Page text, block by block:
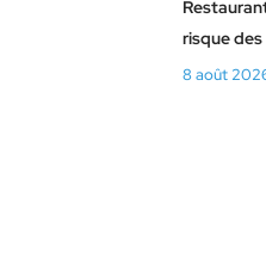
risque
8 août